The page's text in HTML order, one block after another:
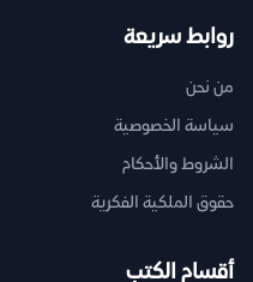
روابط سريعة
من نحن
سياسة الخصوصية
الشروط والأحكام
حقوق الملكية الفكرية
أقسام الكتب